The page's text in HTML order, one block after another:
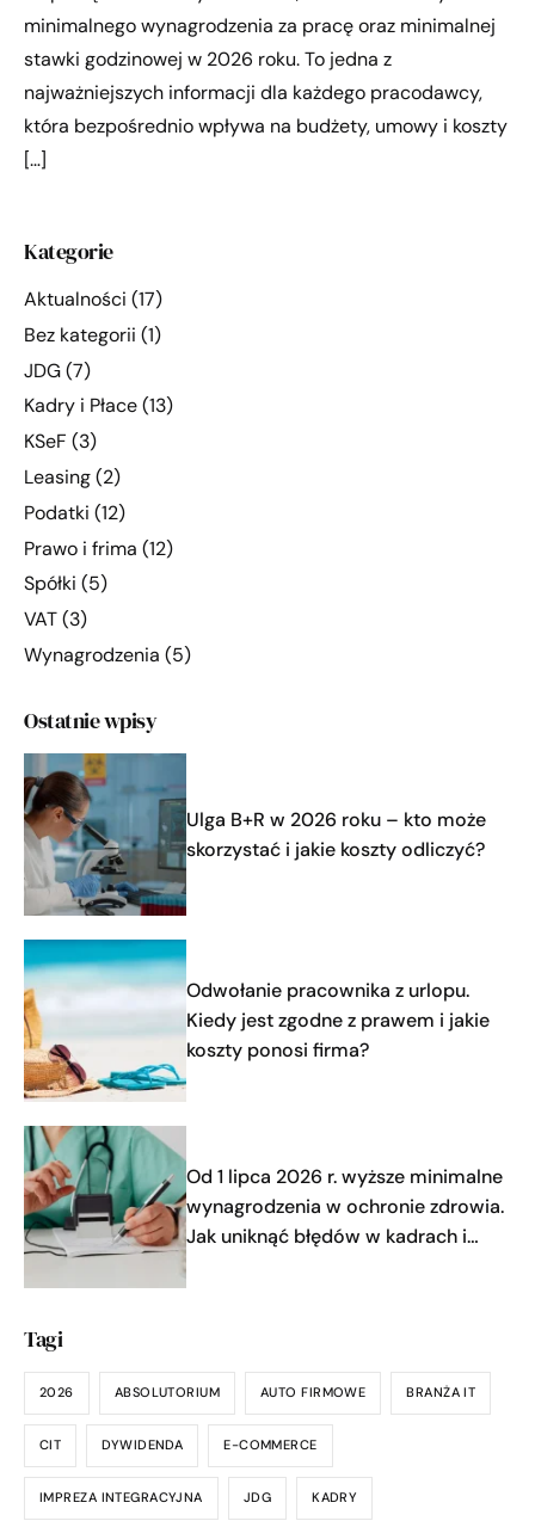
minimalnego wynagrodzenia za pracę oraz minimalnej
stawki godzinowej w 2026 roku. To jedna z
najważniejszych informacji dla każdego pracodawcy,
która bezpośrednio wpływa na budżety, umowy i koszty
[…]
Kategorie
Aktualności (17)
Bez kategorii (1)
JDG(7)
Kadry i Płace(13)
KSeF (3)
Leasing(2)
Podatki (12)
Prawo i frima (12)
Spółki (5)
VAT(3)
Wynagrodzenia (5)
Ostatnie wpisy
Ulga B+R w 2026 roku – kto może
skorzystać i jakie koszty odliczyć?
Odwołanie pracownika z urlopu.
Kiedy jest zgodne z prawem i jakie
koszty ponosi firma?
Od 1 lipca 2026 r. wyższe minimalne
wynagrodzenia w ochronie zdrowia.
Jak uniknąć błędów w kadrach i
Tagi
2026 ABSOLUTORIUM AUTO FIRMOWE BRANŻA IT
CIT DYWIDENDA E-COMMERCE
IMPREZA INTEGRACYJNA JDG KADRY